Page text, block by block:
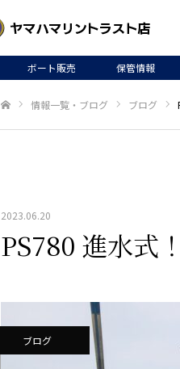
ボート販売 保管情報
情報一覧・ブログ ブログ
2023.06.20
PS780 進水式
ブログ